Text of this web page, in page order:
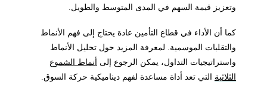
وتعزيز قيمة السهم في المدى المتوسط والطويل.
كما أن الأداء في قطاع التأمين عادة يحتاج إلى فهم الأنماط
والتقلبات الموسمية. لمعرفة المزيد حول تحليل الأنماط
واستراتيجيات التداول، يمكن الرجوع إلى أنماط الشموع
الثلاثيةالتي تعد أداة مساعدة لفهم ديناميكية حركة السوق.